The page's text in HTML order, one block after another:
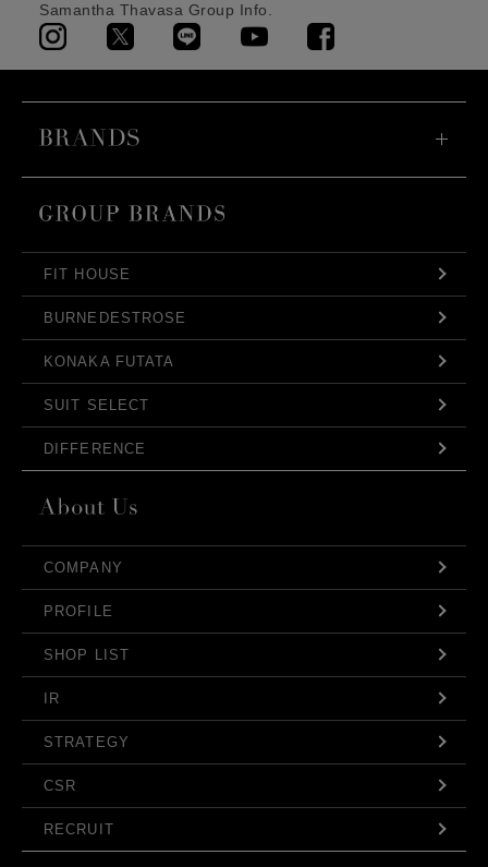
Samantha Thavasa Group Info.
FIT HOUSE
BURNEDESTROSE
KONAKA FUTATA
SUIT SELECT
DIFFERENCE
COMPANY
PROFILE
SHOP LIST
IR
STRATEGY
CSR
RECRUIT